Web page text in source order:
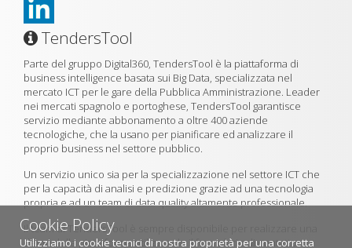
Cookie Policy
Utilizziamo i cookie tecnici di nostra proprietà per una corretta
TendersTool
Parte del gruppo Digital360, TendersTool è la piattaforma di
business intelligence basata sui Big Data, specializzata nel
mercato ICT per le gare della Pubblica Amministrazione. Leader
nei mercati spagnolo e portoghese, TendersTool garantisce
servizio mediante abbonamento a oltre 400 aziende
tecnologiche, che la usano per pianificare ed analizzare il
proprio business nel settore pubblico.
Un servizio unico sia per la specializzazione nel settore ICT che
per la capacità di analisi e predizione grazie ad una tecnologia
propria e ad un team di data quality altamente professionale.
Il team di TendersTool è sempre disponibile per realizzare una
demo della piattaforma utilizzando il formulario di contatto.